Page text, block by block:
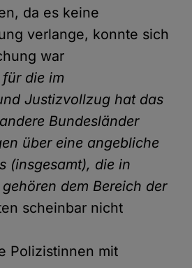
da es keine
verlange, konnte sich
war
die im
Justizvollzug hat das
Bundesländer
über eine angebliche
(insgesamt), die in
dem Bereich der
scheinbar nicht
Polizistinnen mit